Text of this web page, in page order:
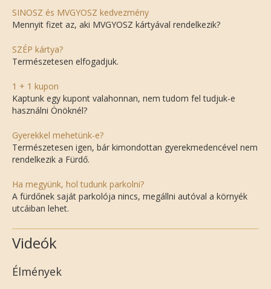
SINOSZ és MVGYOSZ kedvezmény
Mennyit fizet az, aki MVGYOSZ kártyával rendelkezik?
SZÉP kártya?
Természetesen elfogadjuk.
1 + 1 kupon
Kaptunk egy kupont valahonnan, nem tudom fel tudjuk-e
használni Önöknél?
Gyerekkel mehetünk-e?
Természetesen igen, bár kimondottan gyerekmedencével nem
rendelkezik a Fürdő.
Ha megyünk, hol tudunk parkolni?
A fürdőnek saját parkolója nincs, megállni autóval a környék
utcáiban lehet.
Videók
Élmények